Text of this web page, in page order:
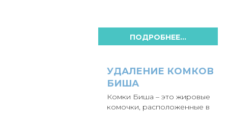
ПОДРОБНЕЕ...
УДАЛЕНИЕ КОМКОВ
БИША
Комки Биша – это жировые
комочки, расположенные в